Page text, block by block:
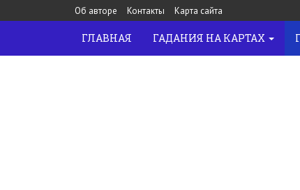
Об авторе Контакты Карта сайта
ГЛАВНАЯ ГАДАНИЯ НА КАРТАХ